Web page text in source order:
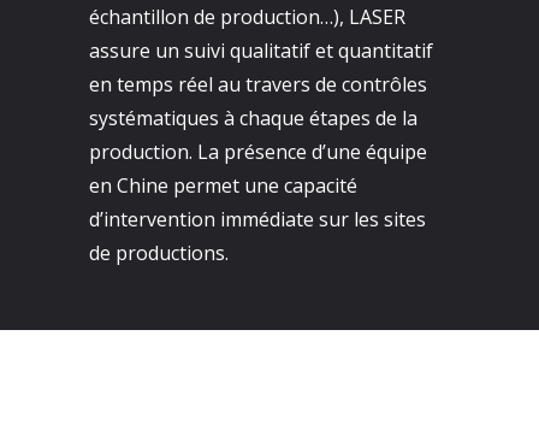
échantillon de production…), LASER
assure un suivi qualitatif et quantitatif
en temps réel au travers de contrôles
systématiques à chaque étapes de la
production. La présence d’une équipe
en Chine permet une capacité
d’intervention immédiate sur les sites
de productions.